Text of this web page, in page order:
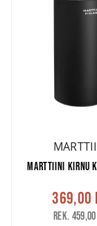
MARTTIINI KIRNU
369,00
Rek.